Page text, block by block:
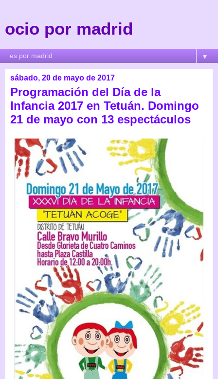
ocio por madrid
▼
sábado, 20 de mayo de 2017
Programación del Día de la
Infancia 2017 en Tetuán. Domingo
21 de mayo con 13 espectáculos